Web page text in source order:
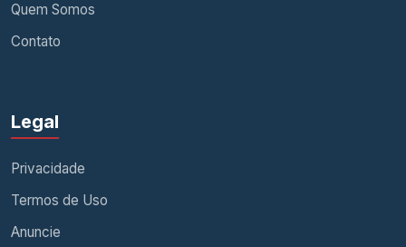
Quem Somos
Contato
Legal
Privacidade
Termos de Uso
Anuncie